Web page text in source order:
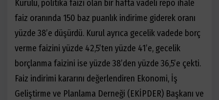
Kurulu, politika faizi olan bir hafta vadeli repo ihale
faiz oranında 150 baz puanlık indirime giderek oranı
yüzde 38’e düşürdü. Kurul ayrıca gecelik vadede borç
verme faizini yüzde 42,5’ten yüzde 41’e, gecelik
borçlanma faizini ise yüzde 38’den yüzde 36,5’e çekti.
Faiz indirimi kararını değerlendiren Ekonomi, İş
Geliştirme ve Planlama Derneği (EKİPDER) Başkanı ve